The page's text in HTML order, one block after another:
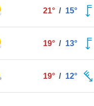
21° / 15°
19° / 13°
19° / 12°